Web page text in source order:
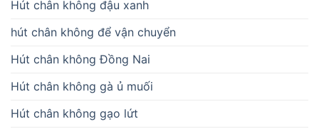
Hút chân không đậu xanh
hút chân không để vận chuyển
Hút chân không Đồng Nai
Hút chân không gà ủ muối
Hút chân không gạo lứt